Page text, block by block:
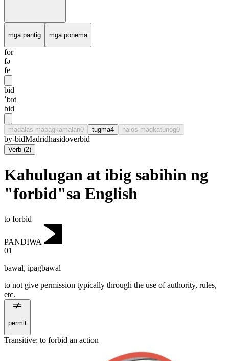
mga pantig mga ponema
for
fə
fē
bid
ˈbɪd
bid
madalas mapagkamalan0 tugma4 halos magkatunog0
by-bidMadridhasidoverbid
Verb (2)
Kahulugan at ibig sabihin ng
"forbid"sa English
to forbid
PANDIWA
01
bawal, ipagbawal
to not give permission typically through the use of authority, rules,
etc.
permit
Transitive: to forbid an action